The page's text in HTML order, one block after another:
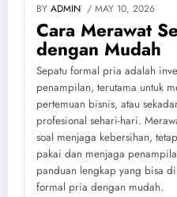
BY ADMIN / MAY 10, 2026
Cara Merawat
dengan Mudah
Sepatu formal pria adalah
penampilan, terutama untuk
pertemuan bisnis, atau
profesional sehari-hari.
soal menjaga kebersihan,
pakai dan menjaga
panduan lengkap yang bisa
formal pria dengan mudah.